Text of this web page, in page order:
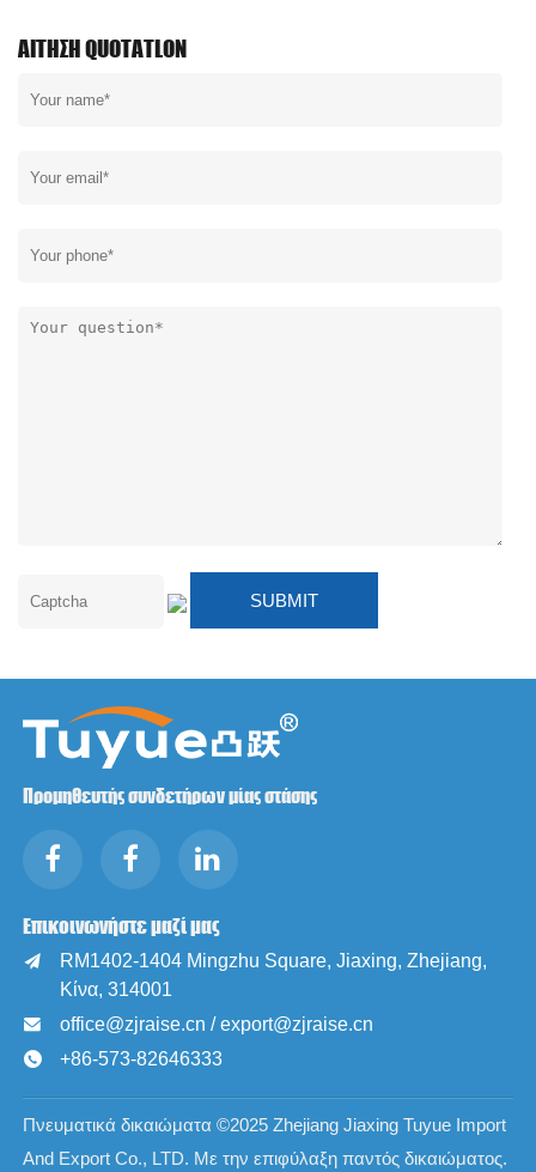
ΑΊΤΗΣΗ QUOTATLON
Προμηθευτής συνδετήρων μίας στάσης
Επικοινωνήστε μαζί μας

RM1402-1404 Mingzhu Square, Jiaxing, Zhejiang,
Κίνα, 314001
 office@zjraise.cn / export@zjraise.cn
 +86-573-82646333
Πνευματικά δικαιώματα ©2025 Zhejiang Jiaxing Tuyue Import
And Export Co., LTD. Με την επιφύλαξη παντός δικαιώματος.